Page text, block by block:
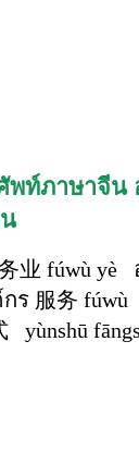
พท์ภาษาจีน
业 fúwù
ร 服务
yùnshū